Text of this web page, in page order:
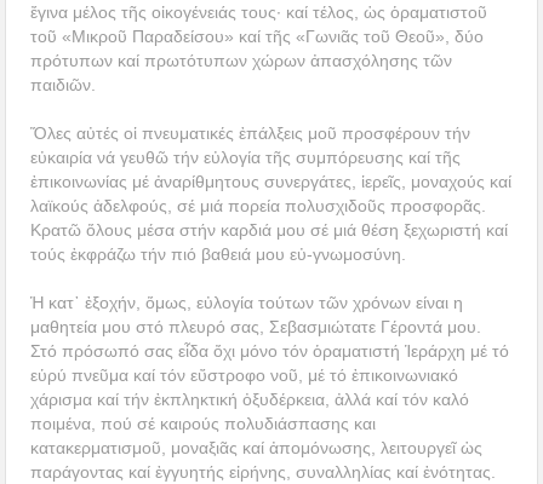
ἔγινα μέλος τῆς οἰκογένειάς τους· καί τέλος, ὡς ὁραματιστοῦ
τοῦ «Μικροῦ Παραδείσου» καί τῆς «Γωνιᾶς τοῦ Θεοῦ», δύο
πρότυπων καί πρωτότυπων χώρων ἀπασχόλησης τῶν
παιδιῶν.
Ὅλες αὐτές οἱ πνευματικές ἐπάλξεις μοῦ προσφέρουν τήν
εὐκαιρία νά γευθῶ τήν εὐλογία τῆς συμπόρευσης καί τῆς
ἐπικοινωνίας μέ ἀναρίθμητους συνεργάτες, ἱερεῖς, μοναχούς καί
λαϊκούς ἀδελφούς, σέ μιά πορεία πολυσχιδοῦς προσφορᾶς.
Κρατῶ ὅλους μέσα στήν καρδιά μου σέ μιά θέση ξεχωριστή καί
τούς ἐκφράζω τήν πιό βαθειά μου εὐ-γνωμοσύνη.
Ἡ κατ᾿ ἐξοχήν, ὅμως, εὐλογία τούτων τῶν χρόνων είναι η
μαθητεία μου στό πλευρό σας, Σεβασμιώτατε Γέροντά μου.
Στό πρόσωπό σας εἶδα ὄχι μόνο τόν ὁραματιστή Ἱεράρχη μέ τό
εὑρύ πνεῦμα καί τόν εὔστροφο νοῦ, μέ τό ἐπικοινωνιακό
χάρισμα καί τήν ἐκπληκτική ὀξυδέρκεια, ἀλλά καί τόν καλό
ποιμένα, πού σέ καιρούς πολυδιάσπασης και
κατακερματισμοῦ, μοναξιᾶς καί ἀπομόνωσης, λειτουργεῖ ὡς
παράγοντας καί ἐγγυητής εἰρήνης, συναλληλίας καί ἑνότητας.